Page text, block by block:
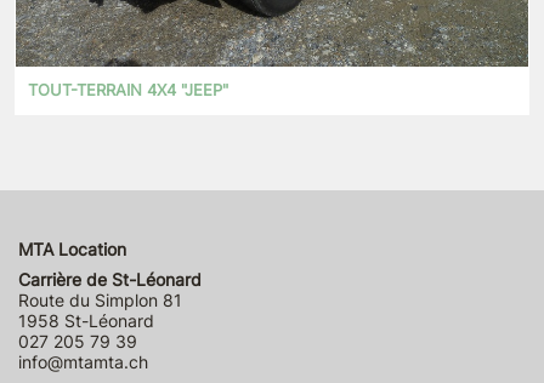
TOUT-TERRAIN 4X4 "JEEP"
MTA Location
Carrière de St-Léonard
Route du Simplon 81
1958 St-Léonard
027 205 79 39
info@mtamta.ch